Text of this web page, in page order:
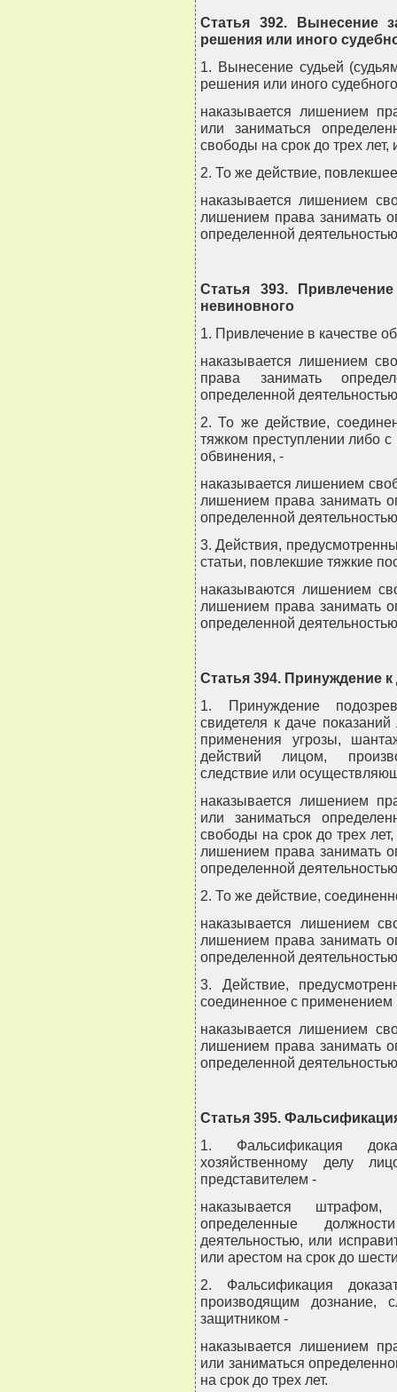
Статья 392. Вынесение
решения или иного
1. Вынесение судьей
решения или иного
наказывается лишением
или заниматься
свободы на срок до трех
2. То же действие,
наказывается лишением
лишением права занимать
определенной
Статья 393.
невиновного
1. Привлечение в качестве
наказывается лишением
права занимать
определенной
2. То же действие,
тяжком преступлении либо с
обвинения, -
наказывается лишением
лишением права занимать
определенной
3. Действия,
статьи, повлекшие тяжкие
наказываются лишением
лишением права занимать
определенной
Статья 394. Принуждение к
1. Принуждение
свидетеля к даче
применения угрозы,
действий лицом,
следствие или
наказывается лишением
или заниматься
свободы на срок до трех
лишением права занимать
определенной
2. То же действие,
наказывается лишением
лишением права занимать
определенной
3. Действие,
соединенное с применением
наказывается лишением
лишением права занимать
определенной
Статья 395.
1. Фальсификация
хозяйственному делу
представителем -
наказывается
определенные
деятельностью, или
или арестом на срок до
2. Фальсификация
производящим дознание,
защитником -
наказывается лишением
или заниматься
на срок до трех лет.